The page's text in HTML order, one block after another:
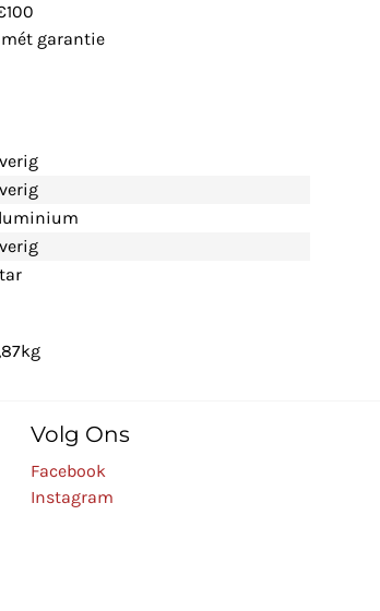
garantie
Volg Ons
Facebook
Instagram